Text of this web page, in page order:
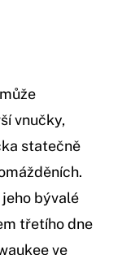
vnučky,
statečně
bývalé
třetího dne
ve